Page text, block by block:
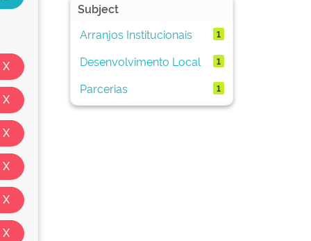
Subject
Arranjos Institucionais
1
Desenvolvimento Local 1
Parcerias 1